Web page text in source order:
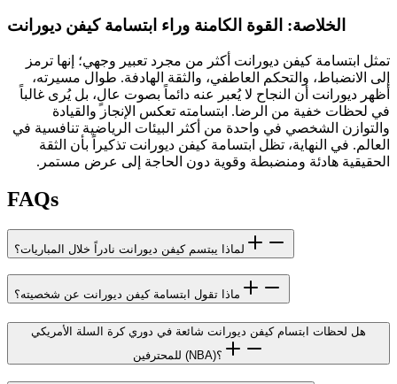
الخلاصة: القوة الكامنة وراء ابتسامة كيفن ديورانت
تمثل ابتسامة كيفن ديورانت أكثر من مجرد تعبير وجهي؛ إنها ترمز
إلى الانضباط، والتحكم العاطفي، والثقة الهادفة. طوال مسيرته،
أظهر ديورانت أن النجاح لا يُعبر عنه دائماً بصوت عالٍ، بل يُرى غالباً
في لحظات خفية من الرضا. ابتسامته تعكس الإنجاز والقيادة
والتوازن الشخصي في واحدة من أكثر البيئات الرياضية تنافسية في
العالم. في النهاية، تظل ابتسامة كيفن ديورانت تذكيراً بأن الثقة
الحقيقية هادئة ومنضبطة وقوية دون الحاجة إلى عرض مستمر.
FAQs
لماذا يبتسم كيفن ديورانت نادراً خلال المباريات؟
ماذا تقول ابتسامة كيفن ديورانت عن شخصيته؟
هل لحظات ابتسام كيفن ديورانت شائعة في دوري كرة السلة الأمريكي
للمحترفين (NBA)؟